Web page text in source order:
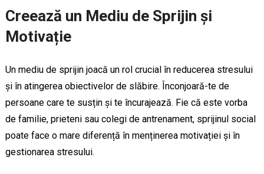
Creează un Mediu de Sprijin și
Motivație
Un mediu de sprijin joacă un rol crucial în reducerea stresului
și în atingerea obiectivelor de slăbire. Înconjoară-te de
persoane care te susțin și te încurajează. Fie că este vorba
de familie, prieteni sau colegi de antrenament, sprijinul social
poate face o mare diferență în menținerea motivației și în
gestionarea stresului.